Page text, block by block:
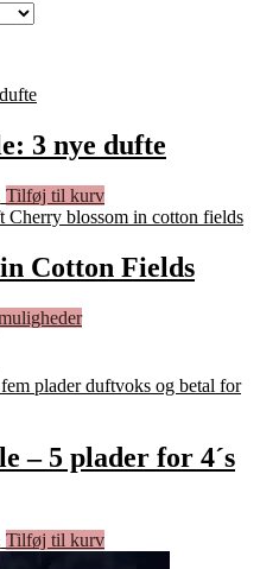
3 nye dufte
Den
aktuelle
er:
268.00 kr..
Tilføj til kurv
Cotton Fields
Dette
flere
kan
vælges
– 5 plader for 4´s
Den
Tilføj til kurv